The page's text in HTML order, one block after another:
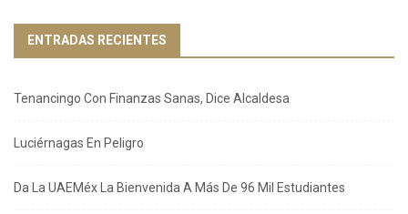
ENTRADAS RECIENTES
Tenancingo Con Finanzas Sanas, Dice Alcaldesa
Luciérnagas En Peligro
Da La UAEMéx La Bienvenida A Más De 96 Mil Estudiantes